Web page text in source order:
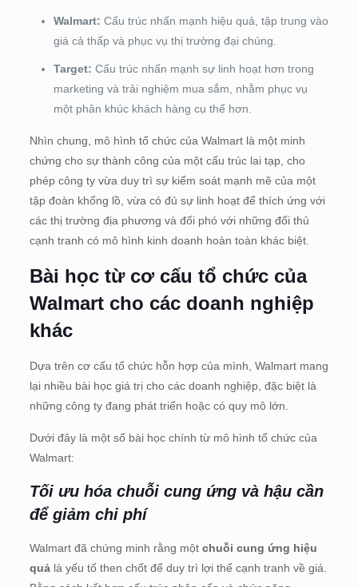
Walmart: Cấu trúc nhấn mạnh hiệu quả, tập trung vào
giá cả thấp và phục vụ thị trường đại chúng.
Target: Cấu trúc nhấn mạnh sự linh hoạt hơn trong
marketing và trải nghiệm mua sắm, nhằm phục vụ
một phân khúc khách hàng cụ thể hơn.
Nhìn chung, mô hình tổ chức của Walmart là một minh
chứng cho sự thành công của một cấu trúc lai tạp, cho
phép công ty vừa duy trì sự kiểm soát mạnh mẽ của một
tập đoàn khổng lồ, vừa có đủ sự linh hoạt để thích ứng với
các thị trường địa phương và đối phó với những đối thủ
cạnh tranh có mô hình kinh doanh hoàn toàn khác biệt.
Bài học từ cơ cấu tổ chức của
Walmart cho các doanh nghiệp
khác
Dựa trên cơ cấu tổ chức hỗn hợp của mình, Walmart mang
lại nhiều bài học giá trị cho các doanh nghiệp, đặc biệt là
những công ty đang phát triển hoặc có quy mô lớn.
Dưới đây là một số bài học chính từ mô hình tổ chức của
Walmart:
Tối ưu hóa chuỗi cung ứng và hậu cần
để giảm chi phí
Walmart đã chứng minh rằng một chuỗi cung ứng hiệu
quảlà yếu tố then chốt để duy trì lợi thế cạnh tranh về giá.